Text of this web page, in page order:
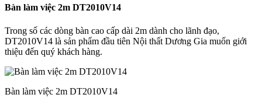
Bàn làm việc 2m DT2010V14
Trong số các dòng bàn cao cấp dài 2m dành cho lãnh đạo,
DT2010V14 là sản phẩm đầu tiên Nội thất Dương Gia muốn giới
thiệu đến quý khách hàng.
Bàn làm việc 2m DT2010V14